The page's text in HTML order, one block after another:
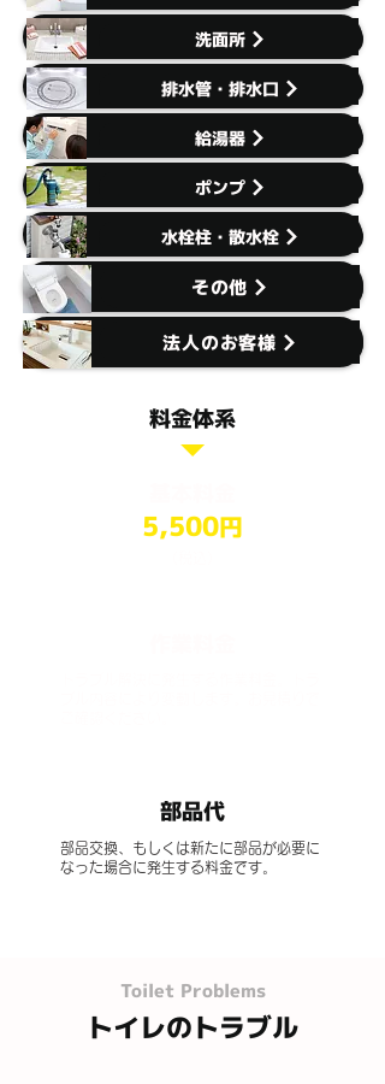
洗面所
排水管・排水口
給湯器
ポンプ
水栓柱・散水栓
その他
法人のお客様
​料金体系
5,500円
部品代
部品交換、もしくは新たに部品が必要に
なった場合に発生する料金です。
Toilet Problems
トイレのトラブル